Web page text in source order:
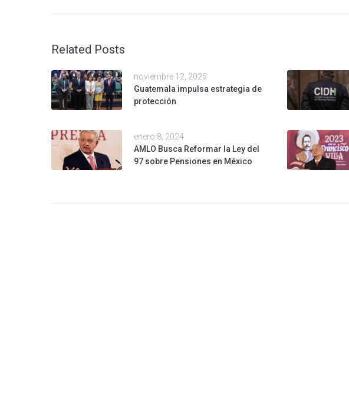
Related Posts
noviembre 12, 2025
Guatemala impulsa estrategia de
protección
enero 8, 2024
AMLO Busca Reformar la Ley del
97 sobre Pensiones en México